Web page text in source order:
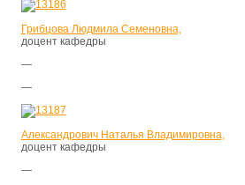
Грибцова Людмила Семеновна,
доцент кафедры
—
—
Александрович Наталья Владимировна,
доцент кафедры
—